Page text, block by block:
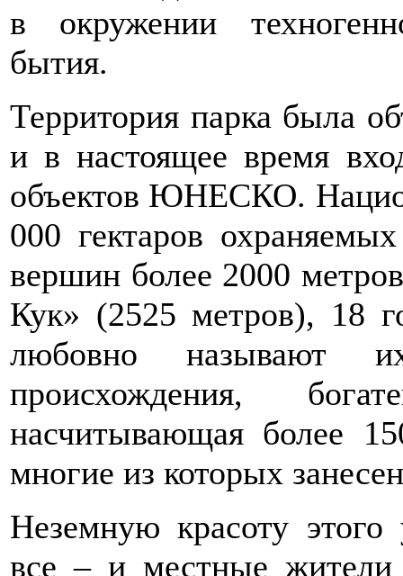
в окружении
бытия.
Территория парка была
и в настоящее время
объектов ЮНЕСКО.
000 гектаров
вершин более 2000
Кук» (2525 метров), 18
любовно называют
происхождения,
насчитывающая более
многие из которых
Неземную красоту этого
все – и местные